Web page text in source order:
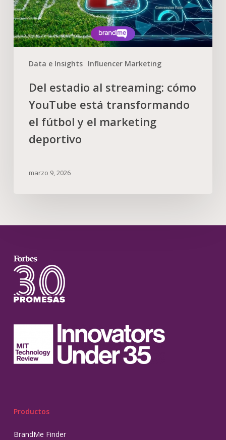
Data e Insights Influencer Marketing
Del estadio al streaming: cómo
YouTube está transformando
el fútbol y el marketing
deportivo
marzo 9, 2026
Productos
BrandMe Finder